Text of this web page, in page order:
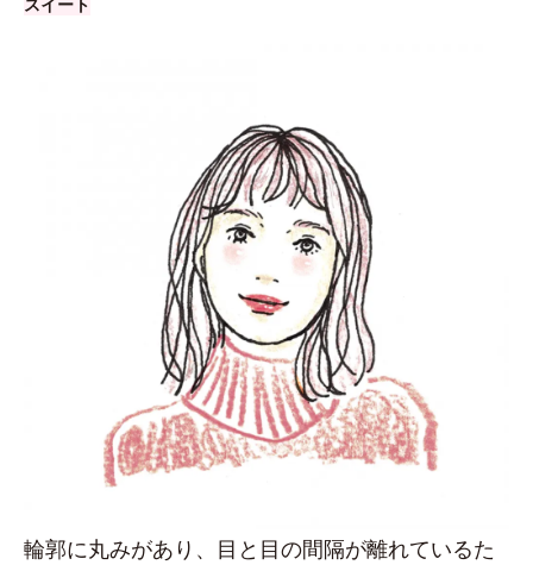
スイート
輪郭に丸みがあり、目と目の間隔が離れているた